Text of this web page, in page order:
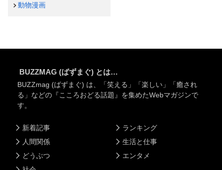
動物漫画
BUZZMAG (ばずまぐ) とは…
BUZZmag (ばずまぐ) は、「笑える」「楽しい」「癒され
る」などの『こころおどる話題』を集めたWebマガジンで
す。
新着記事
人間関係
どうぶつ
ランキング
生活と仕事
エンタメ